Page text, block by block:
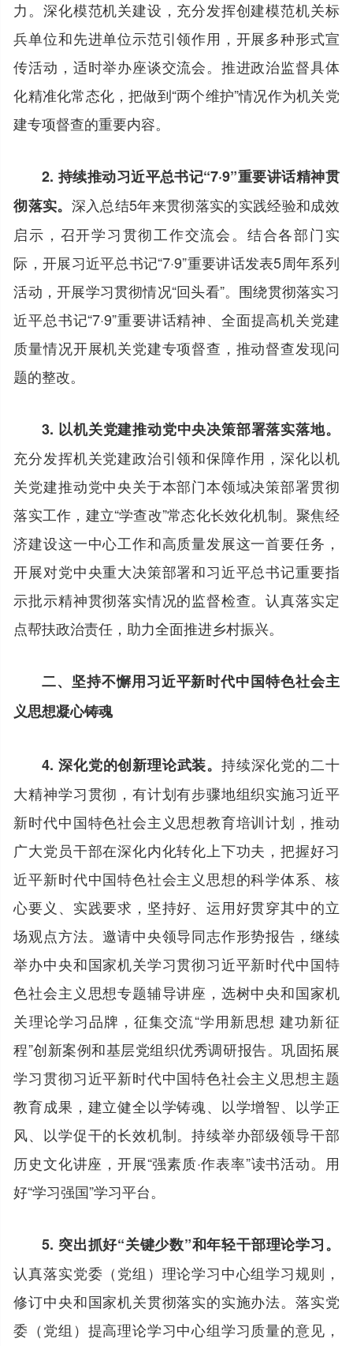
力。深化模范机关建设，充分发挥创建模范机关标
兵单位和先进单位示范引领作用，开展多种形式宣
传活动，适时举办座谈交流会。推进政治监督具体
化精准化常态化，把做到“两个维护”情况作为机关党
建专项督查的重要内容。
2. 持续推动习近平总书记“7·9”重要讲话精神贯
彻落实。 深入总结5年来贯彻落实的实践经验和成效
启示，召开学习贯彻工作交流会。结合各部门实
际，开展习近平总书记“7·9”重要讲话发表5周年系列
活动，开展学习贯彻情况“回头看”。围绕贯彻落实习
近平总书记“7·9”重要讲话精神、全面提高机关党建
质量情况开展机关党建专项督查，推动督查发现问
题的整改。
3. 以机关党建推动党中央决策部署落实落地。
充分发挥机关党建政治引领和保障作用，深化以机
关党建推动党中央关于本部门本领域决策部署贯彻
落实工作，建立“学查改”常态化长效化机制。聚焦经
济建设这一中心工作和高质量发展这一首要任务，
开展对党中央重大决策部署和习近平总书记重要指
示批示精神贯彻落实情况的监督检查。认真落实定
点帮扶政治责任，助力全面推进乡村振兴。
二、坚持不懈用习近平新时代中国特色社会主
义思想凝心铸魂
4. 深化党的创新理论武装。 持续深化党的二十
大精神学习贯彻，有计划有步骤地组织实施习近平
新时代中国特色社会主义思想教育培训计划，推动
广大党员干部在深化内化转化上下功夫，把握好习
近平新时代中国特色社会主义思想的科学体系、核
心要义、实践要求，坚持好、运用好贯穿其中的立
场观点方法。邀请中央领导同志作形势报告，继续
举办中央和国家机关学习贯彻习近平新时代中国特
色社会主义思想专题辅导讲座，选树中央和国家机
关理论学习品牌，征集交流“学用新思想 建功新征
程”创新案例和基层党组织优秀调研报告。巩固拓展
学习贯彻习近平新时代中国特色社会主义思想主题
教育成果，建立健全以学铸魂、以学增智、以学正
风、以学促干的长效机制。持续举办部级领导干部
历史文化讲座，开展“强素质·作表率”读书活动。用
好“学习强国”学习平台。
5. 突出抓好“关键少数”和年轻干部理论学习。
认真落实党委（党组）理论学习中心组学习规则，
修订中央和国家机关贯彻落实的实施办法。落实党
委（党组）提高理论学习中心组学习质量的意见，